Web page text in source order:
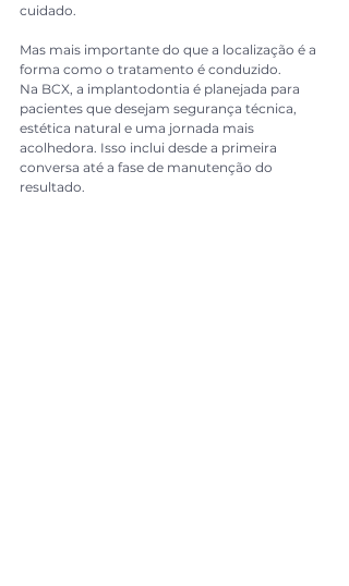
cuidado.
Mas mais importante do que a localização é a
forma como o tratamento é conduzido.
Na BCX, a implantodontia é planejada para
pacientes que desejam segurança técnica,
estética natural e uma jornada mais
acolhedora. Isso inclui desde a primeira
conversa até a fase de manutenção do
resultado.